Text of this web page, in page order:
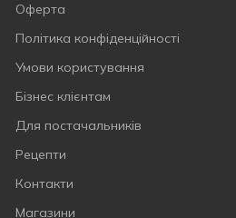
Оферта
Політика конфіденційності
Умови користування
Бізнес клієнтам
Для постачальників
Рецепти
Контакти
Магазини